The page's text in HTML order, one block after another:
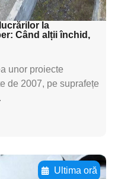
la
Când alții închid,
unor proiecte
de 2007, pe suprafețe
Ultima oră